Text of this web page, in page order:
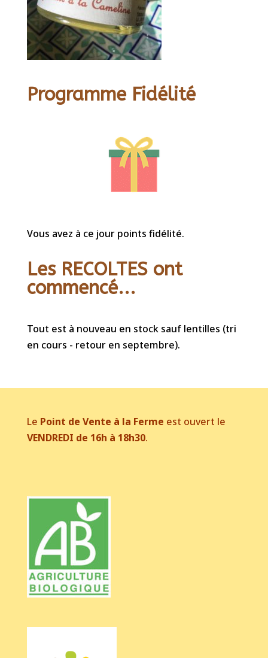
Programme Fidélité
Vous avez à ce jour points fidélité.
Les RECOLTES ont
commencé...
Tout est à nouveau en stock sauf lentilles (tri
en cours - retour en septembre).
Le Point de Vente à la Ferme est ouvert le
VENDREDI de 16h à 18h30.